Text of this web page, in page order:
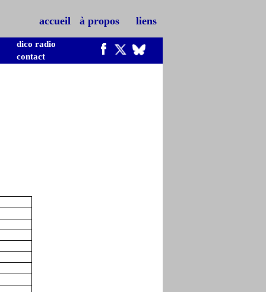
accueil à propos liens
dico radio
contact